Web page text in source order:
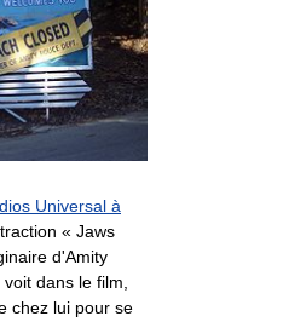
Universal à
« Jaws
d'Amity
dans le film,
chez lui pour se